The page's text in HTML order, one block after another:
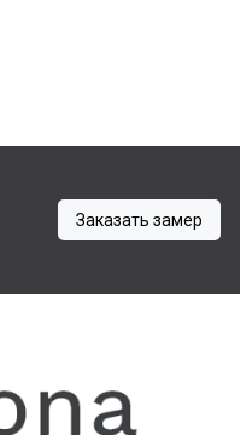
Заказать замер